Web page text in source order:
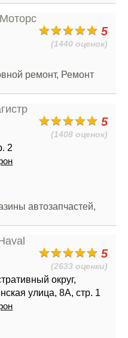
5
(1440 оценок)
ремонт, Ремонт
5
(1408 оценок)
2
автозапчастей,
5
(2633 оценки)
округ,
улица, 8А, стр. 1